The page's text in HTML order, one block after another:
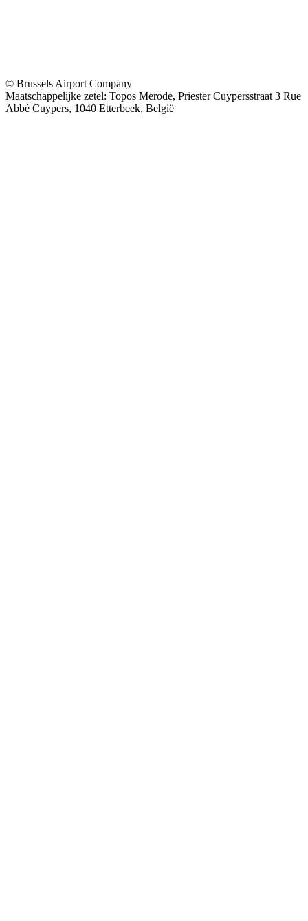
© Brussels Airport Company
Maatschappelijke zetel: Topos Merode, Priester Cuypersstraat 3 Rue
Abbé Cuypers, 1040 Etterbeek, België